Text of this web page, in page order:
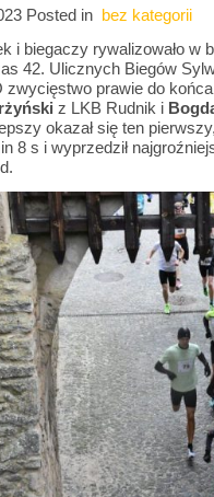
Posted in
bez kategorii
i biegaczy rywalizowało w
42. Ulicznych Biegów
zwycięstwo prawie do
z LKB Rudnik i
okazał się ten
8 s i wyprzedził